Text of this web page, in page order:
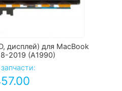
дисплей) для MacBook
2019 (A1990)